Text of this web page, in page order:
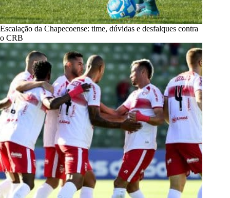
Escalação da Chapecoense: time, dúvidas e desfalques contra
o CRB